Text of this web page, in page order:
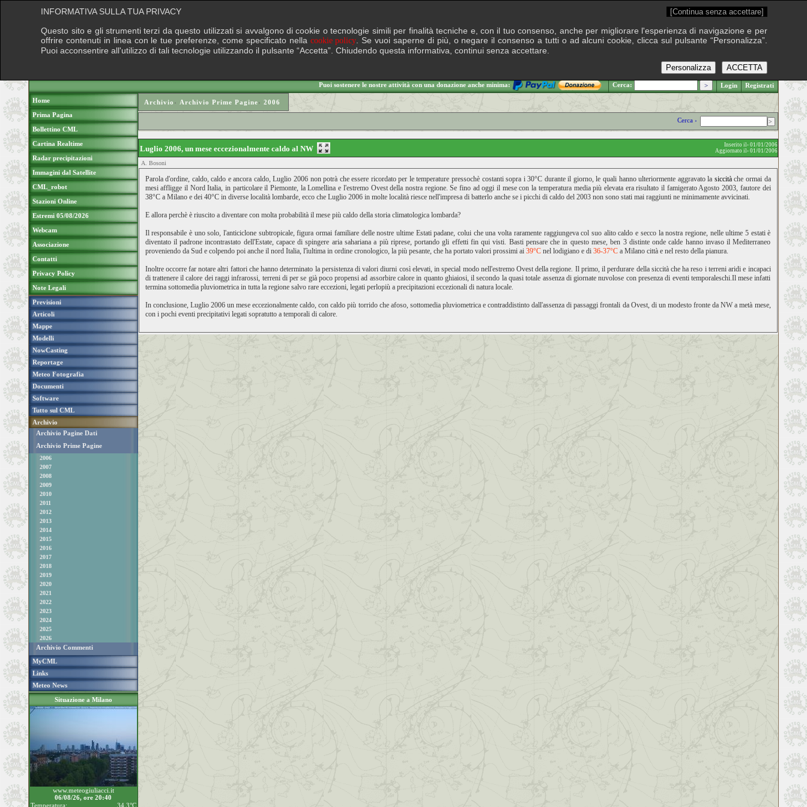
.: Giovedì 6 agosto 2026
Puoi sostenere le nostre attività con una donazione anche minima: Cerca: Login Registrati
Home
Prima Pagina
Bollettino CML
Cartina Realtime
Radar precipitazioni
Immagini dal Satellite
CML_robot
Stazioni Online
Estremi 05/08/2026
Webcam
Associazione
Contatti
Privacy Policy
Note Legali
Previsioni
Articoli
Mappe
Modelli
NowCasting
Reportage
Meteo Fotografia
Documenti
Software
Tutto sul CML
Archivio
Archivio Pagine Dati
Archivio Prime Pagine
2006
2007
2008
2009
2010
2011
2012
2013
2014
2015
2016
2017
2018
2019
2020
2021
2022
2023
2024
2025
2026
Archivio Commenti
MyCML
Links
Meteo News
Situazione a Milano
www.meteogiuliacci.it
06/08/26, ore 20:40
Temperatura:
34.3°C
Archivio › Archivio Prime Pagine› 2006
Cerca ›
Luglio 2006, un mese eccezionalmente caldo al NW
Inserito il› 01/01/2006
Aggiornato il› 01/01/2006
A. Bosoni
Parola d'ordine, caldo, caldo e ancora caldo, Luglio 2006 non potrà che essere ricordato per le temperature pressochè costanti sopra i 30°C durante il giorno, le quali hanno ulteriormente aggravato la siccitàche ormai da
mesi affligge il Nord Italia, in particolare il Piemonte, la Lomellina e l'estremo Ovest della nostra regione. Se fino ad oggi il mese con la temperatura media più elevata era risultato il famigerato Agosto 2003, fautore dei
38°C a Milano e dei 40°C in diverse località lombarde, ecco che Luglio 2006 in molte località riesce nell'impresa di batterlo anche se i picchi di caldo del 2003 non sono stati mai raggiunti ne minimamente avvicinati.
E allora perchè è riuscito a diventare con molta probabilità il mese più caldo della storia climatologica lombarda?
Il responsabile è uno solo, l'anticiclone subtropicale, figura ormai familiare delle nostre ultime Estati padane, colui che una volta raramente raggiungeva col suo alito caldo e secco la nostra regione, nelle ultime 5 estati è
diventato il padrone incontrastato dell'Estate, capace di spingere aria sahariana a più riprese, portando gli effetti fin qui visti. Basti pensare che in questo mese, ben 3 distinte onde calde hanno invaso il Mediterraneo
proveniendo da Sud e colpendo poi anche il nord Italia, l'ìultima in ordine cronologico, la più pesante, che ha portato valori prossimi ai 39°Cnel lodigiano e di 36-37°Ca Milano città e nel resto della pianura.
Inoltre occorre far notare altri fattori che hanno determinato la persistenza di valori diurni così elevati, in special modo nell'estremo Ovest della regione. Il primo, il perdurare della siccità che ha reso i terreni aridi e incapaci
di trattenere il calore dei raggi infrarossi, terreni di per se già poco propensi ad assorbire calore in quanto ghiaiosi, il secondo la quasi totale assenza di giornate nuvolose con presenza di eventi temporaleschi.Il mese infatti
termina sottomedia pluviometrica in tutta la regione salvo rare eccezioni, legati perlopiù a precipitazioni eccezionali di natura locale.
In conclusione, Luglio 2006 un mese eccezionalmente caldo, con caldo più torrido che afoso, sottomedia pluviometrica e contraddistinto dall'assenza di passaggi frontali da Ovest, di un modesto fronte da NW a metà mese,
con i pochi eventi precipitativi legati sopratutto a temporali di calore.
INFORMATIVA SULLA TUA PRIVACY [Continua senza accettare]
Questo sito e gli strumenti terzi da questo utilizzati si avvalgono di cookie o tecnologie simili per finalità tecniche e, con il tuo consenso, anche per migliorare l'esperienza di navigazione e per
offrire contenuti in linea con le tue preferenze, come specificato nella cookie policy . Se vuoi saperne di più, o negare il consenso a tutti o ad alcuni cookie, clicca sul pulsante “Personalizza”.
Puoi acconsentire all'utilizzo di tali tecnologie utilizzando il pulsante “Accetta”. Chiudendo questa informativa, continui senza accettare.
ACCETTA
Personalizza